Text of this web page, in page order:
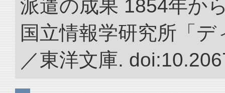
派遣の成果 1854年か
国立情報学研究所「
／東洋文庫.